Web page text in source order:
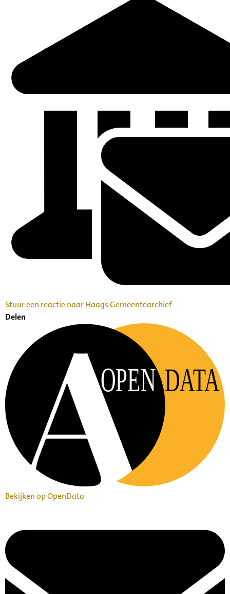
Stuur een reactie naar Haags Gemeentearchief
Delen
OPEN DATA
Bekijken op OpenData